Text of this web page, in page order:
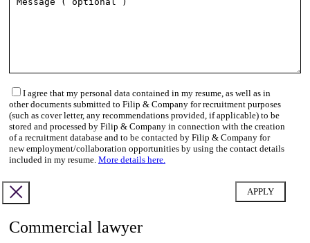
I agree that my personal data contained in my resume, as well as in
other documents submitted to Filip & Company for recruitment purposes
(such as cover letter, any recommendations provided, if applicable) to be
stored and processed by Filip & Company in connection with the creation
of a recruitment database and to be contacted by Filip & Company for
new employment/collaboration opportunities by using the contact details
included in my resume. More details here.
Commercial lawyer